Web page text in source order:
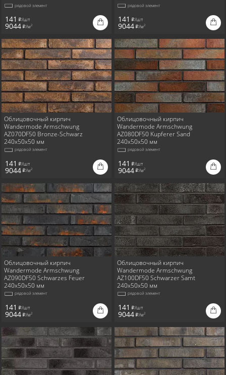
рядовой элемент
141 i/шт
9044 i/м2
рядовой элемент
141 i/шт
9044 i/м2
Облицовочный кирпич
Wandermode Armschwung
AZ070DF50 Bronze-Schwarz
240x50x50 мм
рядовой элемент
141 i/шт
9044 i/м2
Облицовочный кирпич
Wandermode Armschwung
AZ080DF50 Kupferer Sand
240x50x50 мм
рядовой элемент
141 i/шт
9044 i/м2
Облицовочный кирпич
Wandermode Armschwung
AZ090DF50 Schwarzes Feuer
240x50x50 мм
рядовой элемент
141 i/шт
9044 i/м2
Облицовочный кирпич
Wandermode Armschwung
AZ100DF50 Schwarzer Samt
240x50x50 мм
рядовой элемент
141 i/шт
9044 i/м2